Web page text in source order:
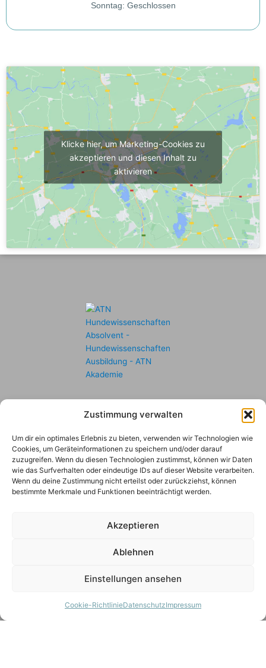
Zustimmung verwalten
Um dir ein optimales Erlebnis zu bieten, verwenden wir Technologien wie
Cookies, um Geräteinformationen zu speichern und/oder darauf
zuzugreifen. Wenn du diesen Technologien zustimmst, können wir Daten
wie das Surfverhalten oder eindeutige IDs auf dieser Website verarbeiten.
Wenn du deine Zustimmung nicht erteilst oder zurückziehst, können
bestimmte Merkmale und Funktionen beeinträchtigt werden.
Akzeptieren
Ablehnen
Einstellungen ansehen
Cookie-RichtlinieDatenschutzImpressum
Sonntag: Geschlossen
Klicke hier, um Marketing-Cookies zu
akzeptieren und diesen Inhalt zu
aktivieren